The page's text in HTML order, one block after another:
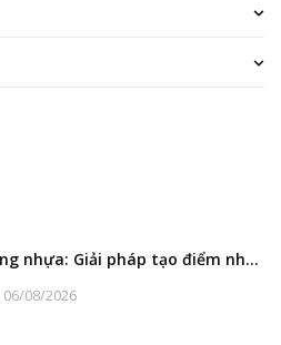
Hộp lam sóng nhựa: Giải pháp tạo điểm nhấn nội thất hiện đại, bền đẹp
06/08/2026